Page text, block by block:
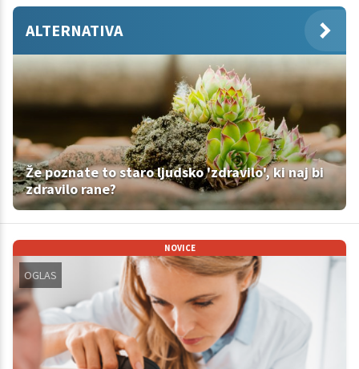
ALTERNATIVA
Že poznate to staro ljudsko 'zdravilo', ki naj bi
zdravilo rane?
NOVICE
OGLAS